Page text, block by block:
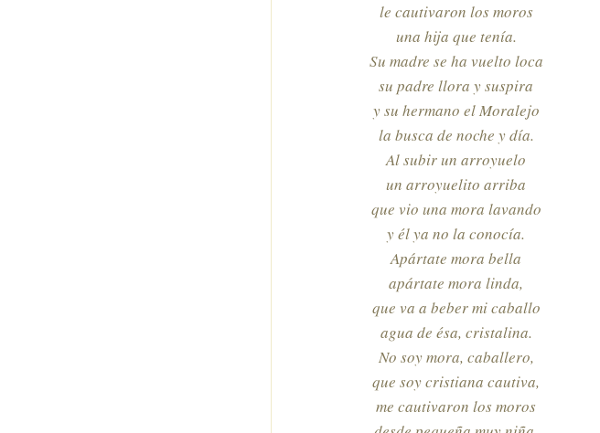
le cautivaron los moros
una hija que tenía.
Su madre se ha vuelto loca
su padre llora y suspira
y su hermano el Moralejo
la busca de noche y día.
Al subir un arroyuelo
un arroyuelito arriba
que vio una mora lavando
y él ya no la conocía.
Apártate mora bella
apártate mora linda,
que va a beber mi caballo
agua de ésa, cristalina.
No soy mora, caballero,
que soy cristiana cautiva,
me cautivaron los moros